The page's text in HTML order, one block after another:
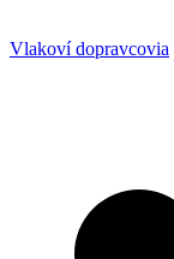
Vlakoví dopravcovia